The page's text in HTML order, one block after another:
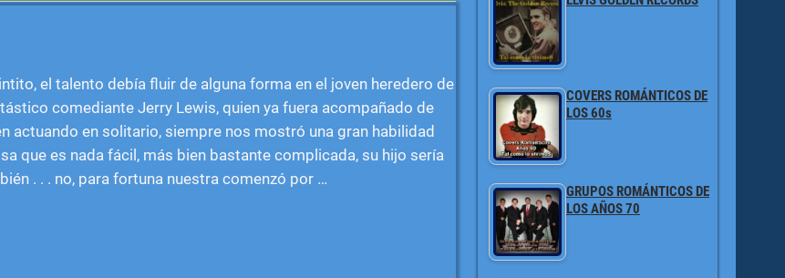
el talento debía fluir de alguna forma en el joven heredero de
comediante Jerry Lewis, quien ya fuera acompañado de
actuando en solitario, siempre nos mostró una gran habilidad
que es nada fácil, más bien bastante complicada, su hijo sería
. . . no, para fortuna nuestra comenzó por …
COVERS ROMÁNTICOS DE
LOS 60s
GRUPOS ROMÁNTICOS DE
LOS AÑOS 70